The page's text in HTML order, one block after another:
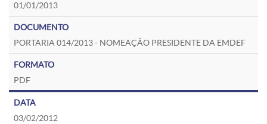
01/01/2013
PORTARIA 014/2013 - NOMEAÇÃO PRESIDENTE DA EMDEF
PDF
03/02/2012